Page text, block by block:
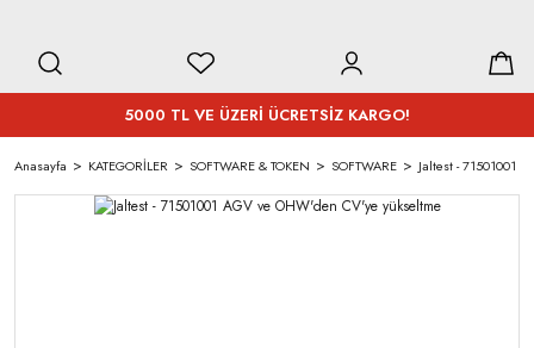
5000 TL VE ÜZERİ ÜCRETSİZ KARGO!
Anasayfa KATEGORİLER SOFTWARE & TOKEN SOFTWARE Jaltest - 71501001